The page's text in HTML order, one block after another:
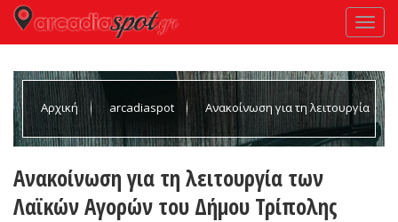
Αρχική arcadiaspot Ανακοίνωση για τη λειτουργία
Ανακοίνωση για τη λειτουργία των
Λαϊκών Αγορών του Δήμου Τρίπολης